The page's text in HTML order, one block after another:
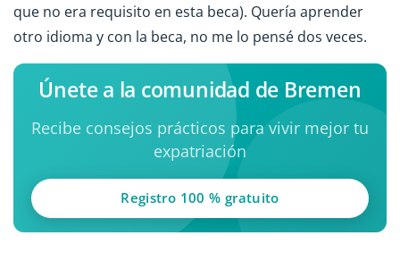
que no era requisito en esta beca). Quería aprender
otro idioma y con la beca, no me lo pensé dos veces.
Únete a la comunidad de Bremen
Recibe consejos prácticos para vivir mejor tu
expatriación
Registro 100 % gratuito